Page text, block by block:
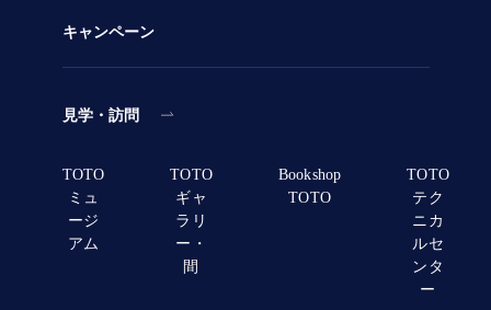
キャンペーン
見学・訪問
TOTO
ミュ
ージ
アム
TOTO
ギャ
ラリ
ー・
間
Bookshop
TOTO
TOTO
テク
ニカ
ルセ
ンタ
ー